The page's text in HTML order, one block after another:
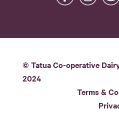
© Tatua Co-operative
2024
Terms &